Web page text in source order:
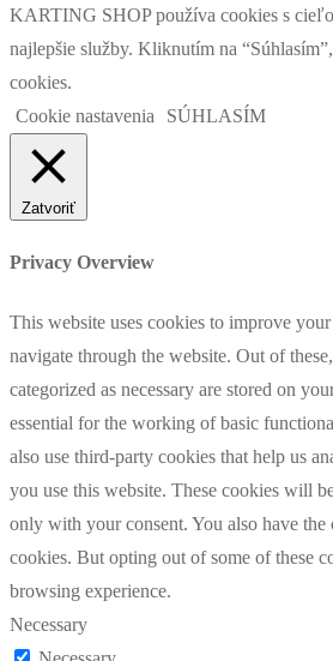
KARTING SHOP používa cookies s
najlepšie služby. Kliknutím na
cookies.
Cookie nastavenia
SÚHLASÍM
Zatvoriť
Privacy Overview
This website uses cookies to improve
navigate through the website. Out of
categorized as necessary are stored on
essential for the working of basic
also use third-party cookies that help us
you use this website. These cookies will
only with your consent. You also have
cookies. But opting out of some of these
browsing experience.
Necessary